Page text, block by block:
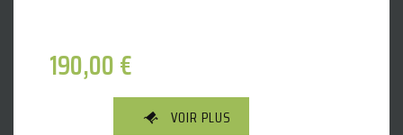
190,00€
VOIR PLUS